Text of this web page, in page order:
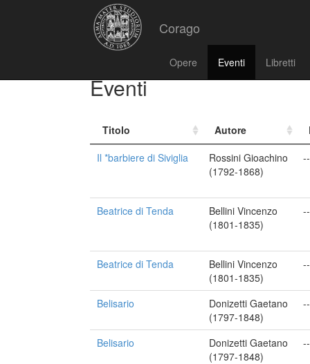
Corago
Opere Eventi Libretti
Eventi
Titolo Autore
Il *barbiere di Siviglia
Rossini Gioachino
(1792-1868)
--
Beatrice di Tenda
Bellini Vincenzo
(1801-1835)
--
Beatrice di Tenda
Bellini Vincenzo
(1801-1835)
--
Belisario
Donizetti Gaetano
(1797-1848)
--
Belisario
Donizetti Gaetano
(1797-1848)
--